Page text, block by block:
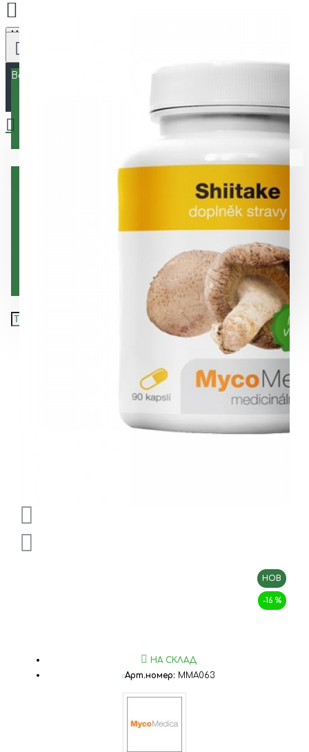
Menu
Всички
Вашата количка е празна!
НОВ
-16 %
НА СКЛАД
Арт.номер: MMA063